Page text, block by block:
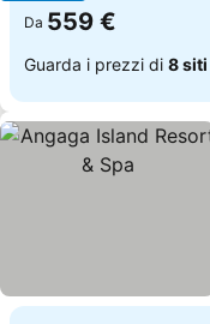
Da 559 €
Guarda i prezzi di 8 siti